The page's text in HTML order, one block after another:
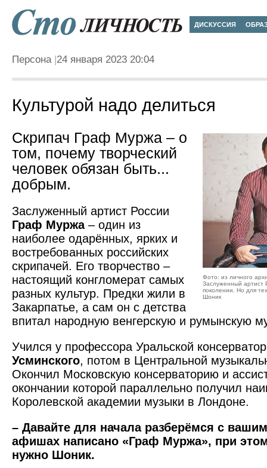
ДИСКУССИЯ
Персона 24 января 2023 20:04
Культурой надо делиться
Фото: из личного
Заслуженный артист
поколении. Но для
Шоник
Скрипач Граф Муржа – о
том, почему творческий
человек обязан быть...
добрым.
Заслуженный артист России
Граф Муржа– один из
наиболее одарённых, ярких и
востребованных российских
скрипачей. Его творчество –
настоящий конгломерат самых
разных культур. Предки жили в
Закарпатье, а сам он с детства
впитал народную венгерскую и румынскую
Учился у профессора Уральской
Усминского, потом в Центральной
Окончил Московскую консерваторию и
окончании которой параллельно получил
Королевской академии музыки в Лондоне.
– Давайте для начала разберёмся с
афишах написано «Граф Муржа», при
нужно Шоник.